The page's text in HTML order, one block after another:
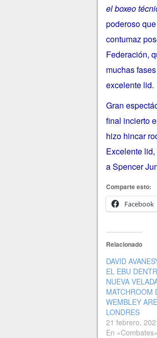
el boxeo
poderoso
contumaz
Federación,
muchas
excelente lid.
Gran
final incierto
hizo hincar
Excelente
a Spencer
Comparte esto:
Facebook
Relacionado
DAVID
EL EBU
NUEVA
MATCHROOM
WEMBLEY
LONDRES
21 febrero,
En «Combates»